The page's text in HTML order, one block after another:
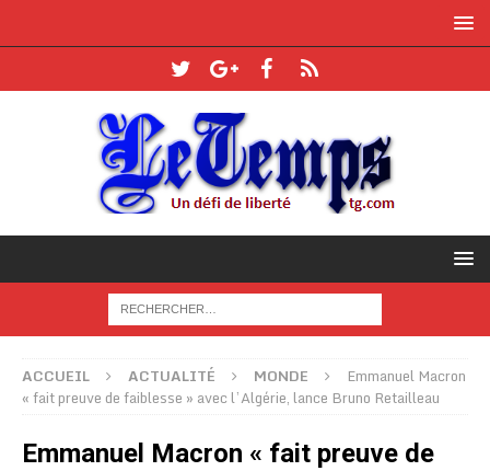
ACCUEIL ACTUALITÉ MONDE
Emmanuel Macron
« fait preuve de faiblesse » avec l’Algérie, lance Bruno Retailleau
Emmanuel Macron « fait preuve de